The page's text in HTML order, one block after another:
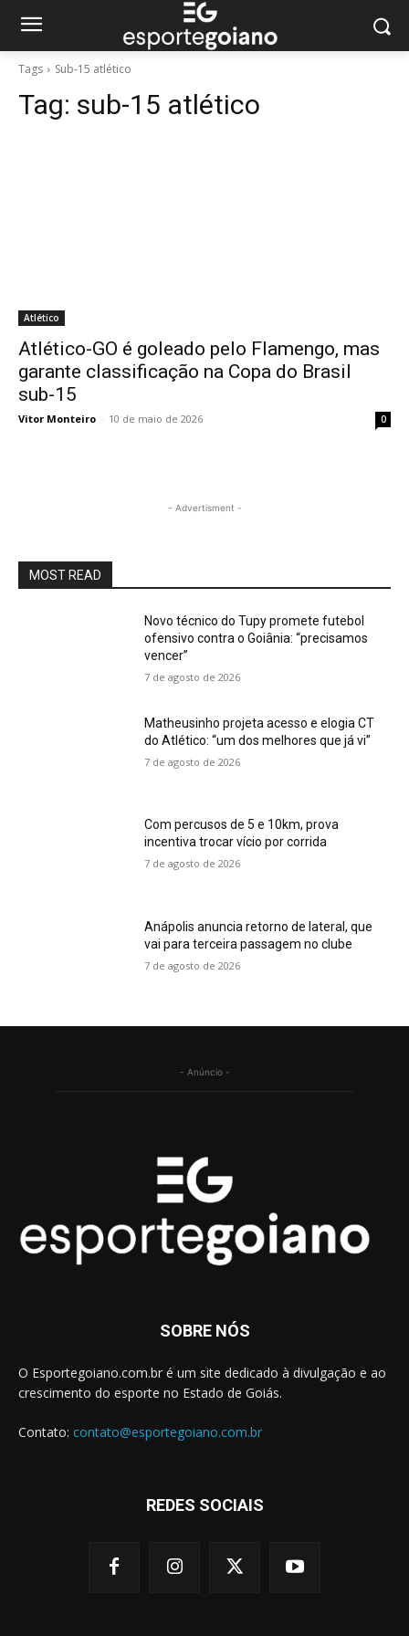
Tags Sub-15 atlético
Tag: sub-15 atlético
Atlético
Atlético-GO é goleado pelo Flamengo, mas
garante classificação na Copa do Brasil
sub-15
Vitor Monteiro - 10 de maio de 2026 0
- Advertisment -
MOST READ
Novo técnico do Tupy promete futebol
ofensivo contra o Goiânia: “precisamos
vencer”
7 de agosto de 2026
Matheusinho projeta acesso e elogia CT
do Atlético: “um dos melhores que já vi”
7 de agosto de 2026
Com percusos de 5 e 10km, prova
incentiva trocar vício por corrida
7 de agosto de 2026
Anápolis anuncia retorno de lateral, que
vai para terceira passagem no clube
7 de agosto de 2026
- Anúncio -
SOBRE NÓS
O Esportegoiano.com.br é um site dedicado à divulgação e ao
crescimento do esporte no Estado de Goiás.
Contato: contato@esportegoiano.com.br
REDES SOCIAIS